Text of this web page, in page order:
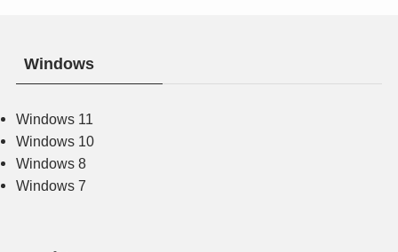
Windows
Windows 11
Windows 10
Windows 8
Windows 7